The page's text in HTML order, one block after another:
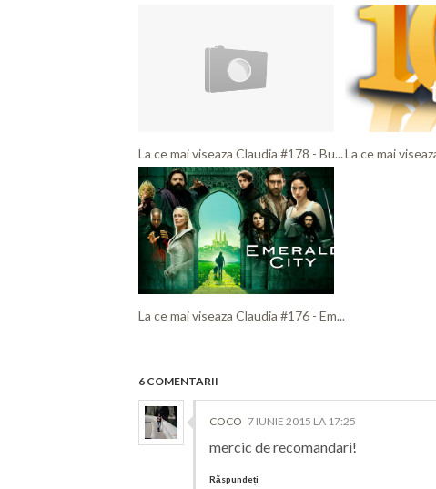
La ce mai viseaza Claudia #178 - Bu...La ce mai
La ce mai viseaza Claudia #176 - Em...
6 COMENTARII
COCO 7 IUNIE 2015 LA 17:25
mercic de recomandari!
Răspundeți